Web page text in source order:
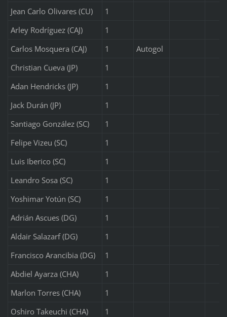
Jean Carlo Olivares (CU)
1
Arley Rodríguez (CAJ)
1
Carlos Mosquera (CAJ)
1
Autogol
Christian Cueva (JP)
1
Adan Hendricks (JP)
1
Jack Durán (JP)
1
Santiago González (SC)
1
Felipe Vizeu (SC)
1
Luis Iberico (SC)
1
Leandro Sosa (SC)
1
Yoshimar Yotún (SC)
1
Adrián Ascues (DG)
1
Aldair Salazarf (DG)
1
Francisco Arancibia (DG)
1
Abdiel Ayarza (CHA)
1
Marlon Torres (CHA)
1
Oshiro Takeuchi (CHA)
1